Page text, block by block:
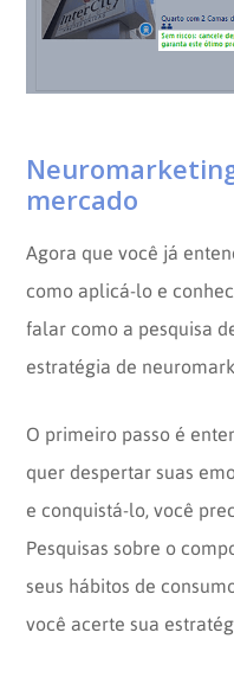
mercado
Agora que você já
como aplicá-lo e
falar como a pesquisa
estratégia de
O primeiro passo é
quer despertar suas
e conquistá-lo, você
Pesquisas sobre o
seus hábitos de
você acerte sua